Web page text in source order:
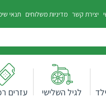
יצירת קשר מדיניות משלוחים תנאי
לגיל השלישי עזרים